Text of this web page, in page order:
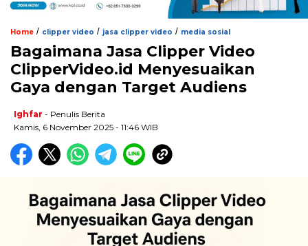
Home / clipper video / jasa clipper video / media sosial
Bagaimana Jasa Clipper Video
ClipperVideo.id Menyesuaikan
Gaya dengan Target Audiens
Ighfar - Penulis Berita
Kamis, 6 November 2025 - 11:46 WIB